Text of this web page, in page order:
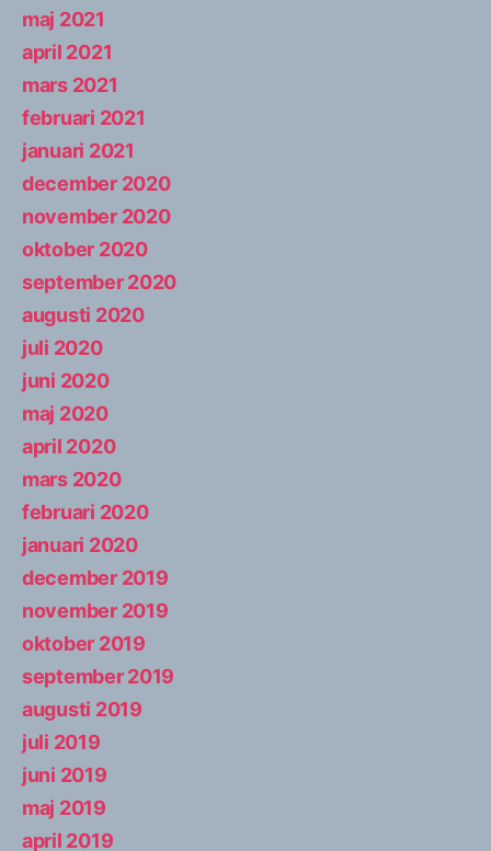
maj 2021
april 2021
mars 2021
februari 2021
januari 2021
december 2020
november 2020
oktober 2020
september 2020
augusti 2020
juli 2020
juni 2020
maj 2020
april 2020
mars 2020
februari 2020
januari 2020
december 2019
november 2019
oktober 2019
september 2019
augusti 2019
juli 2019
juni 2019
maj 2019
april 2019